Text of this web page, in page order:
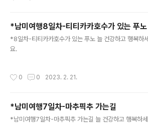
*남미여행8일차-티티카카호수가 있는 푸노
*8일차-티티카카호수가 있는 푸노 늘 건강하고 행복하세
요.
0 0 2023. 2. 21.
*남미여행7일차-마추픽추 가는길
*남미여행7일차-마추픽추 가는길 늘 건강하고 행복하세